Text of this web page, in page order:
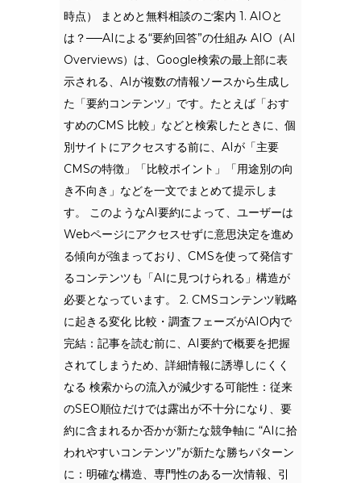
時点） まとめと無料相談のご案内 1. AIOと
は？──AIによる“要約回答”の仕組み AIO（AI
Overviews）は、Google検索の最上部に表
示される、AIが複数の情報ソースから生成し
た「要約コンテンツ」です。たとえば「おす
すめのCMS 比較」などと検索したときに、個
別サイトにアクセスする前に、AIが「主要
CMSの特徴」「比較ポイント」「用途別の向
き不向き」などを一文でまとめて提示しま
す。 このようなAI要約によって、ユーザーは
Webページにアクセスせずに意思決定を進め
る傾向が強まっており、CMSを使って発信す
るコンテンツも「AIに見つけられる」構造が
必要となっています。 2. CMSコンテンツ戦略
に起きる変化 比較・調査フェーズがAIO内で
完結：記事を読む前に、AI要約で概要を把握
されてしまうため、詳細情報に誘導しにくく
なる 検索からの流入が減少する可能性：従来
のSEO順位だけでは露出が不十分になり、要
約に含まれるか否かが新たな競争軸に “AIに拾
われやすいコンテンツ”が新たな勝ちパターン
に：明確な構造、専門性のある一次情報、引